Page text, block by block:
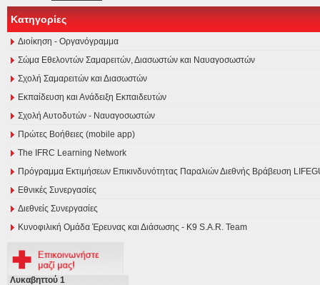
Κατηγορίες
Διοίκηση - Οργανόγραμμα
Σώμα Εθελοντών Σαμαρειτών, Διασωστών και Ναυαγοσωστών
Σχολή Σαμαρειτών και Διασωστών
Εκπαίδευση και Ανάδειξη Εκπαιδευτών
Σχολή Αυτοδυτών - Ναυαγοσωστών
Πρώτες Βοήθειες (mobile app)
The IFRC Learning Network
Πρόγραμμα Εκτιμήσεων Επικινδυνότητας Παραλιών Διεθνής Βράβευση
Εθνικές Συνεργασίες
Διεθνείς Συνεργασίες
Κυνοφιλική Ομάδα Έρευνας και Διάσωσης - Κ9 S.A.R. Team
Λυκαβηττού 1